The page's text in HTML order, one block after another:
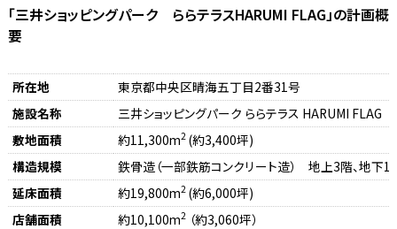
「三井ショッピングパーク ららテラスHARUMI FLAG」の計画概
要
所在地
東京都中央区晴海五丁目2番31号
施設名称
三井ショッピングパーク ららテラス HARUMI FLAG
敷地面積
約11,300m2(約3,400坪)
構造規模
鉄骨造（一部鉄筋コンクリート造） 地上3階、地下1
延床面積
約19,800m2(約6,000坪)
店舗面積
約10,100m2（約3,060坪）